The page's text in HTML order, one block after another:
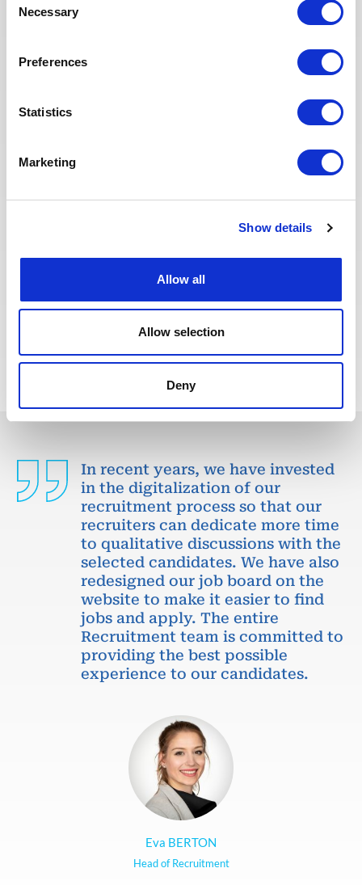
Selection
Necessary
Preferences
Statistics
Marketing
Show details
Allow all
Allow selection
Deny
Commissioning Supervisor – Onshore Operations
Eva BERTON
Head of Recruitment
In recent years, we have invested
in the digitalization of our
recruitment process so that our
recruiters can dedicate more time
to qualitative discussions with the
selected candidates. We have also
redesigned our job board on the
website to make it easier to find
jobs and apply. The entire
Recruitment team is committed to
providing the best possible
experience to our candidates.